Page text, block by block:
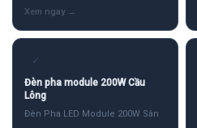
✓
Đèn pha module 200W Cầu
Lông
Đèn Pha LED Module 200W Sân